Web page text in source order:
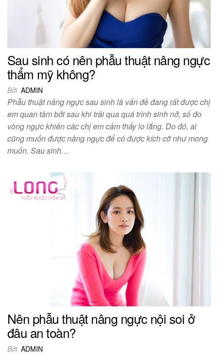
Sau sinh có nên phẫu thuật nâng ngực
thẩm mỹ không?
Bởi ADMIN
Phẫu thuật nâng ngực sau sinh là vấn đề đang rất được chị
em quan tâm bởi sau khi trải qua quá trình sinh nở, số đo
vòng ngực khiến các chị em cảm thấy lo lắng. Do đó, ai
cũng muốn được nâng ngực để có được kích cỡ như mong
muốn. Sau sinh…
Nên phẫu thuật nâng ngực nội soi ở
đâu an toàn?
Bởi ADMIN